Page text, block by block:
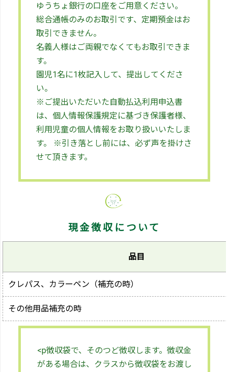
ゆうちょ銀行の口座をご用意ください。
総合通帳のみのお取引です、定期預金はお
取引できません。
名義人様はご両親でなくてもお取引できま
す。
園児1名に1枚記入して、提出してくださ
い。
※ご提出いただいた自動払込利用申込書
は、個人情報保護規定に基づき保護者様、
利用児童の個人情報をお取り扱いいたしま
す。 ※引き落とし前には、必ず声を掛けさ
せて頂きます。
現金徴収について
品目
クレパス、カラーペン（補充の時）
その他用品補充の時
<p徴収袋で、そのつど徴収します。徴収金
がある場合は、クラスから徴収袋をお渡し